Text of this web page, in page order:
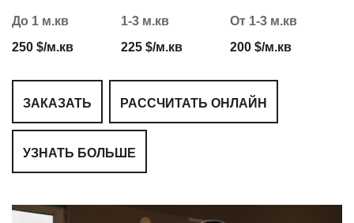
До 1 м.кв
250 $/м.кв
1-3 м.кв
225 $/м.кв
От 1-3 м.кв
200 $/м.кв
ЗАКАЗАТЬ РАССЧИТАТЬ ОНЛАЙН
УЗНАТЬ БОЛЬШЕ